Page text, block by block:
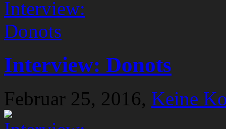
Interview: Donots
Februar 25, 2016, Keine